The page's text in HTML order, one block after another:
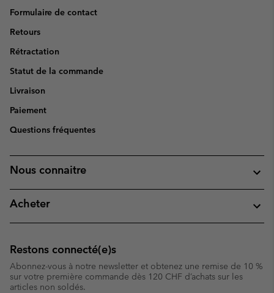
Formulaire de contact
Retours
Rétractation
Statut de la commande
Livraison
Paiement
Questions fréquentes
Nous connaitre
Acheter
Restons connecté(e)s
Abonnez-vous à notre newsletter et obtenez une remise de 10 %
sur votre première commande dès 120 CHF d’achats sur les
articles non soldés.